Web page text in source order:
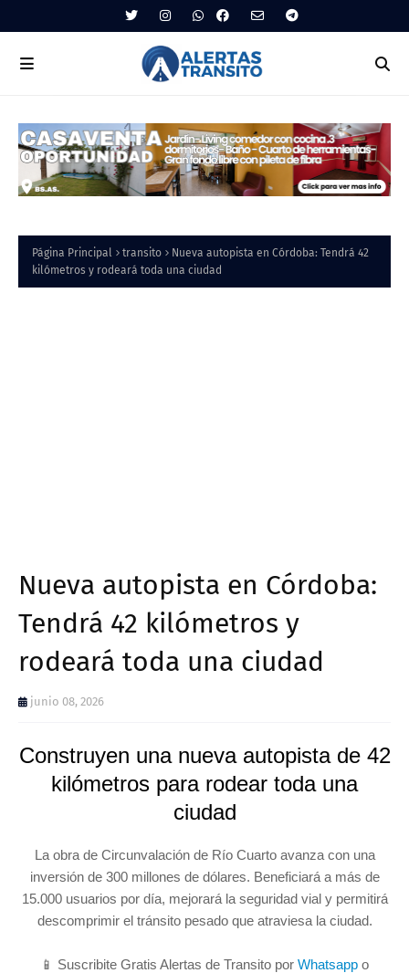
Página Principal transito
Nueva autopista en Córdoba: Tendrá 42
kilómetros y rodeará toda una ciudad
Nueva autopista en Córdoba:
Tendrá 42 kilómetros y
rodeará toda una ciudad
junio 08, 2026
Construyen una nueva autopista de 42
kilómetros para rodear toda una
ciudad
La obra de Circunvalación de Río Cuarto avanza con una
inversión de 300 millones de dólares. Beneficiará a más de
15.000 usuarios por día, mejorará la seguridad vial y permitirá
descomprimir el tránsito pesado que atraviesa la ciudad.
📱 Suscribite Gratis Alertas de Transito por Whatsapp o